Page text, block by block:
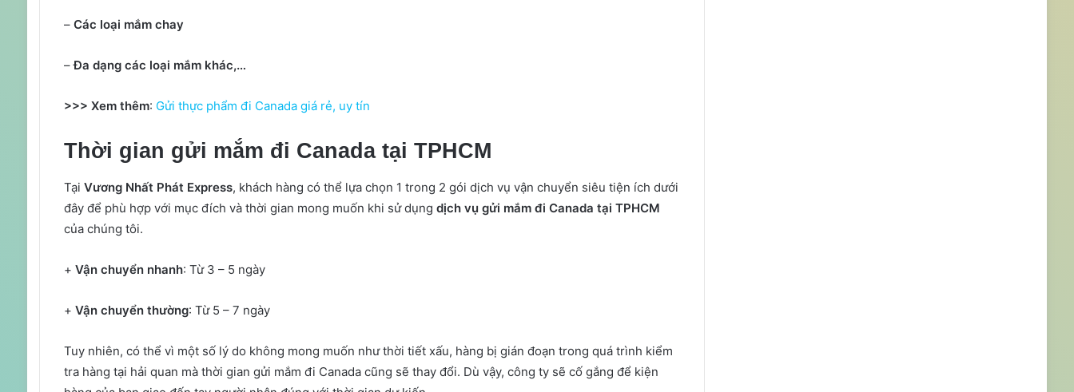
– Các loại mắm chay
–Đa dạng các loại mắm khác,…
>>> Xem thêm: Gửi thực phẩm đi Canada giá rẻ, uy tín
Thời gian gửi mắm đi Canada tại TPHCM
Tại Vương Nhất Phát Express, khách hàng có thể lựa chọn 1 trong 2 gói dịch vụ vận chuyển siêu tiện ích dưới
đây để phù hợp với mục đích và thời gian mong muốn khi sử dụng dịch vụ gửi mắm đi Canada tại TPHCM
của chúng tôi.
+ Vận chuyển nhanh: Từ 3 – 5 ngày
+ Vận chuyển thường: Từ 5 – 7 ngày
Tuy nhiên, có thể vì một số lý do không mong muốn như thời tiết xấu, hàng bị gián đoạn trong quá trình kiểm
tra hàng tại hải quan mà thời gian gửi mắm đi Canada cũng sẽ thay đổi. Dù vậy, công ty sẽ cố gắng để kiện